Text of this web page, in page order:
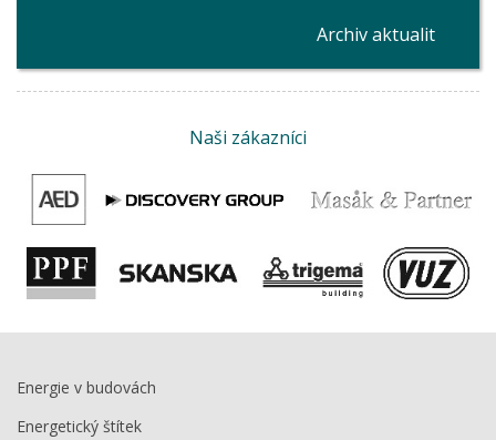
Archiv aktualit
Naši zákazníci
Energie v budovách
Energetický štítek